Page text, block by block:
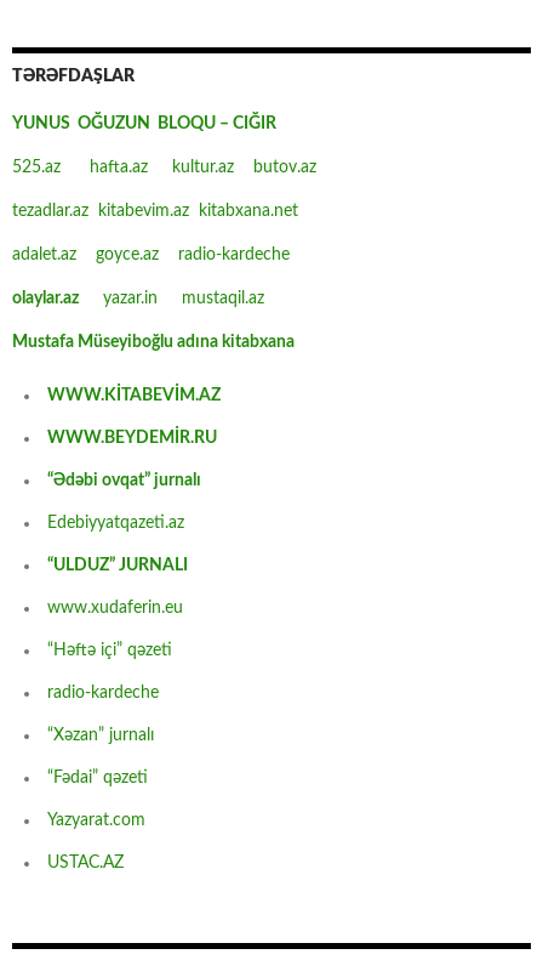
TƏRƏFDAŞLAR
YUNUS OĞUZUN BLOQU – CIĞIR
525.az hafta.az kultur.az butov.az
tezadlar.az kitabevim.az kitabxana.net
adalet.az goyce.az radio-kardeche
olaylar.az yazar.in mustaqil.az
Mustafa Müseyiboğlu adına kitabxana
WWW.KİTABEVİM.AZ
WWW.BEYDEMİR.RU
“Ədəbi ovqat” jurnalı
Edebiyyatqazeti.az
“ULDUZ” JURNALI
www.xudaferin.eu
“Həftə içi” qəzeti
radio-kardeche
“Xəzan” jurnalı
“Fədai” qəzeti
Yazyarat.com
USTAC.AZ